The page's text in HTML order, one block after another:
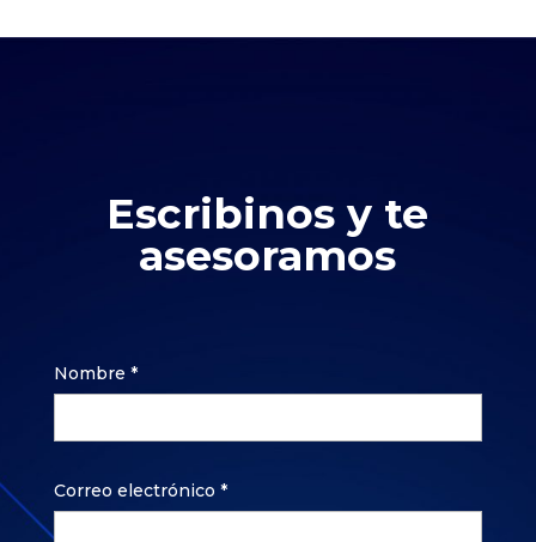
Escribinos y te
asesoramos
Nombre *
Correo electrónico *